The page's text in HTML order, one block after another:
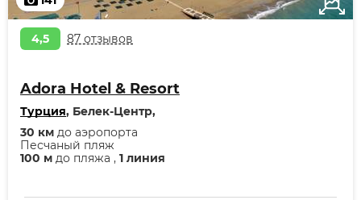
4,5 87 отзывов
Adora Hotel & Resort
Турция, Белек-Центр,
100 м до пляжа , 1 линия
Песчаный пляж
30 км до аэропорта